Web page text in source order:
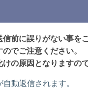
前に誤りがない事を
でご注意ください。
の原因となりますので
動返信されます。